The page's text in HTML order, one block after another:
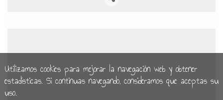
Utilizamos cookies para mejorar la navegación web y obtener
estadísticas. Si continuas navegando, consideramos que aceptas su
uso.